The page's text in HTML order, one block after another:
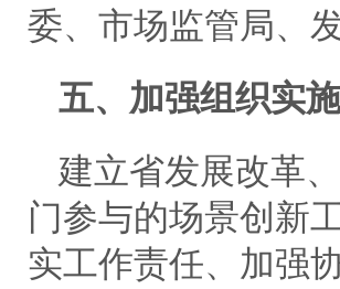
委、市场监管局、
五、加强组织实施
建立省发展改革
门参与的场景创新
实工作责任、加强